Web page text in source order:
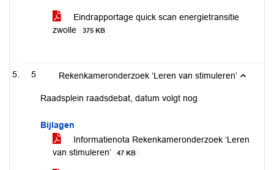
Eindrapportage quick scan energietransitie
zwolle
375 KB
5 Rekenkameronderzoek ‘Leren van stimuleren’
Raadsplein raadsdebat, datum volgt nog
Bijlagen
Informatienota Rekenkameronderzoek ‘Leren
van stimuleren’
47 KB